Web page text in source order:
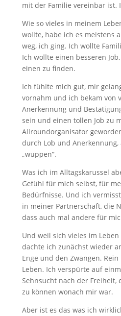
mit der Familie vereinbar ist.
Wie so vieles in meinem
wollte, habe ich es meistens
weg, ich ging. Ich wollte
Ich wollte einen besseren
einen zu finden.
Ich fühlte mich gut, mir
vornahm und ich bekam von
Anerkennung und
sein und einen tollen Job zu
Allroundorganisator
durch Lob und Anerkennung,
„wuppen“.
Was ich im Alltagskarussel
Gefühl für mich selbst, für
Bedürfnisse. Und ich
in meiner Partnerschaft, die
dass auch mal andere für
Und weil sich vieles im
dachte ich zunächst wieder
Enge und den Zwängen.
Leben. Ich verspürte auf
Sehnsucht nach der Freiheit,
zu können wonach mir war.
Aber ist es das was ich